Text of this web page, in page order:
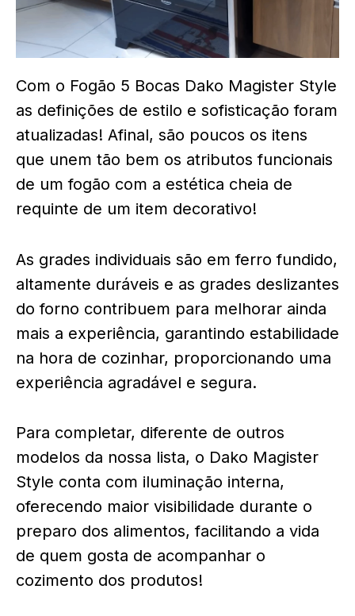
Com o Fogão 5 Bocas Dako Magister Style
as definições de estilo e sofisticação foram
atualizadas! Afinal, são poucos os itens
que unem tão bem os atributos funcionais
de um fogão com a estética cheia de
requinte de um item decorativo!
As grades individuais são em ferro fundido,
altamente duráveis e as grades deslizantes
do forno contribuem para melhorar ainda
mais a experiência, garantindo estabilidade
na hora de cozinhar, proporcionando uma
experiência agradável e segura.
Para completar, diferente de outros
modelos da nossa lista, o Dako Magister
Style conta com iluminação interna,
oferecendo maior visibilidade durante o
preparo dos alimentos, facilitando a vida
de quem gosta de acompanhar o
cozimento dos produtos!